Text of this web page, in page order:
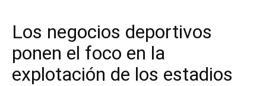
Los negocios deportivos
ponen el foco en la
explotación de los estadios